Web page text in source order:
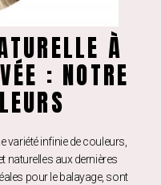
À
: NOTRE
variété infinie de couleurs,
naturelles aux dernières
pour le balayage, sont